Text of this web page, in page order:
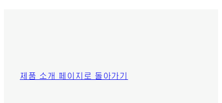
제품 소개 페이지로 돌아가기